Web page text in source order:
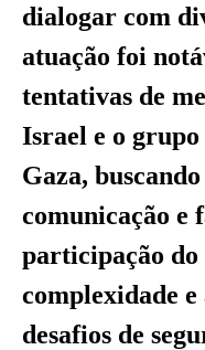
dialogar com
atuação foi
tentativas de
Israel e o
Gaza,
comunicação e
participação
complexidade
desafios de